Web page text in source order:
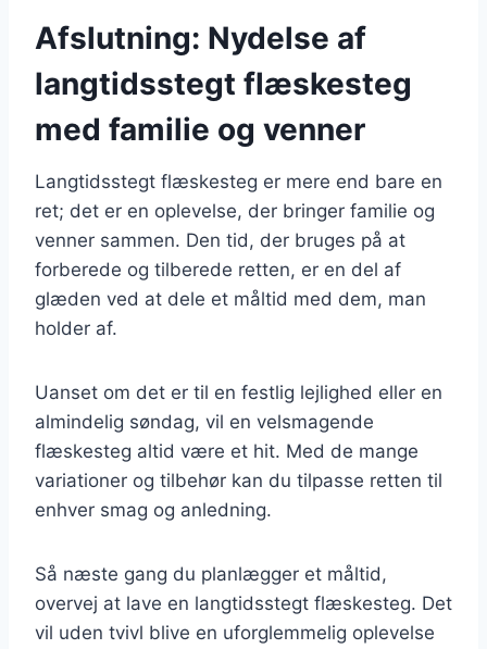
Afslutning: Nydelse af
langtidsstegt flæskesteg
med familie og venner
Langtidsstegt flæskesteg er mere end bare en
ret; det er en oplevelse, der bringer familie og
venner sammen. Den tid, der bruges på at
forberede og tilberede retten, er en del af
glæden ved at dele et måltid med dem, man
holder af.
Uanset om det er til en festlig lejlighed eller en
almindelig søndag, vil en velsmagende
flæskesteg altid være et hit. Med de mange
variationer og tilbehør kan du tilpasse retten til
enhver smag og anledning.
Så næste gang du planlægger et måltid,
overvej at lave en langtidsstegt flæskesteg. Det
vil uden tvivl blive en uforglemmelig oplevelse